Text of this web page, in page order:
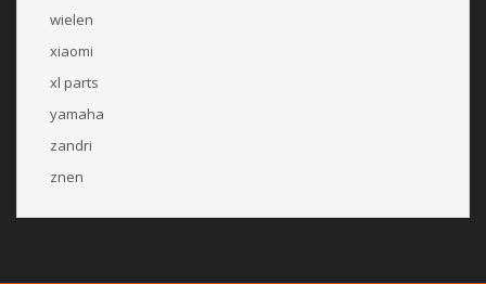
wielen
xiaomi
xl parts
yamaha
zandri
znen